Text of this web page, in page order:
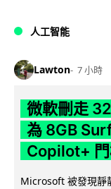
人工智能
Lawton 7 小時
微軟刪走
為 8GB
Copilot+ 門
Microsoft 被發現靜